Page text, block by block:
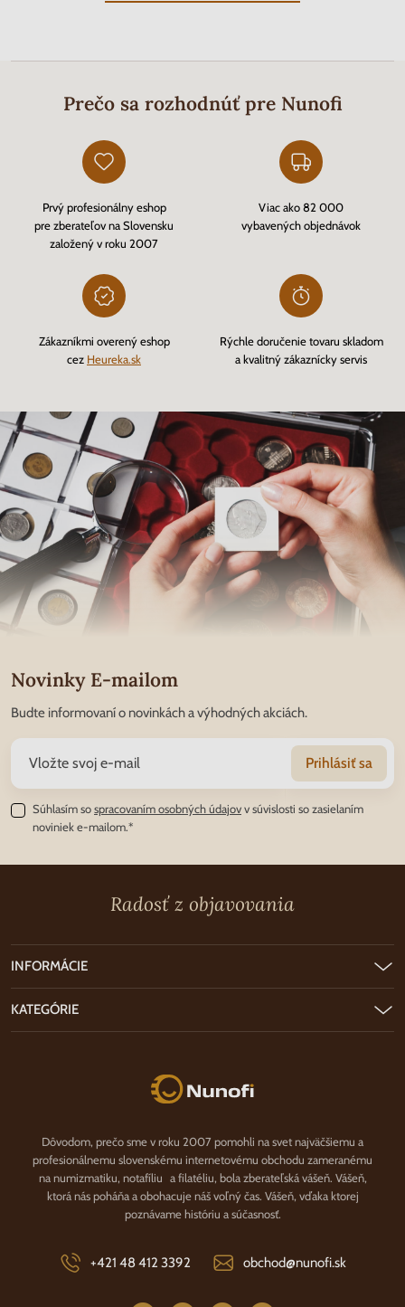
Prečo sa rozhodnúť pre Nunofi
Prvý profesionálny eshop
pre zberateľov na Slovensku
založený v roku 2007
Viac ako 82 000
vybavených objednávok
Zákazníkmi overený eshop
cez Heureka.sk
Rýchle doručenie tovaru skladom
a kvalitný zákaznícky servis
Novinky E-mailom
Budte informovaní o novinkách a výhodných akciách.
Prihlásiť sa
Súhlasím sospracovaním osobných údajovv súvislosti so zasielaním
noviniek e-mailom.*
Radosť z objavovania
Nunofi.sk
Dôvodom, prečo sme v roku 2007 pomohli na svet najväčšiemu a
profesionálnemu slovenskému internetovému obchodu zameranému
na numizmatiku, notafíliu a filatéliu, bola zberateľská vášeň. Vášeň,
ktorá nás poháňa a obohacuje náš voľný čas. Vášeň, vďaka ktorej
poznávame históriu a súčasnosť.
+421 48 412 3392 obchod@nunofi.sk
INFORMÁCIE
KATEGÓRIE